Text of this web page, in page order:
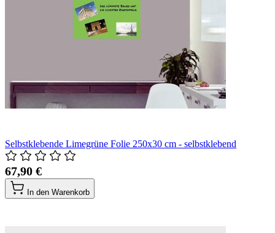
Selbstklebende Limegrüne Folie 250x30 cm - selbstklebend
67,90 €
In den Warenkorb